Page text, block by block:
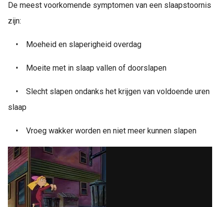
De meest voorkomende symptomen van een slaapstoornis
zijn:
• Moeheid en slaperigheid overdag
• Moeite met in slaap vallen of doorslapen
•
Slecht slapen ondanks het krijgen van voldoende uren
slaap
• Vroeg wakker worden en niet meer kunnen slapen